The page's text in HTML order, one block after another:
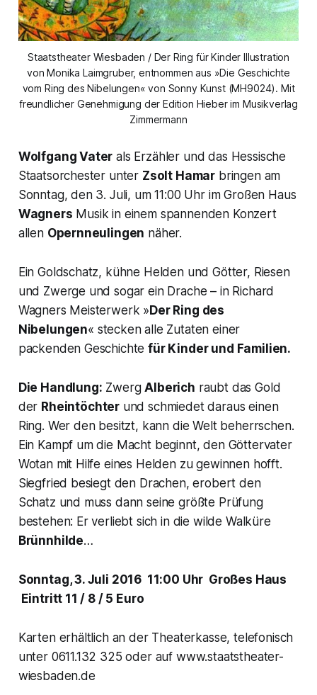
Staatstheater Wiesbaden / Der Ring für Kinder Illustration
von Monika Laimgruber, entnommen aus »Die Geschichte
vom Ring des Nibelungen« von Sonny Kunst (MH9024). Mit
freundlicher Genehmigung der Edition Hieber im Musikverlag
Zimmermann
Wolfgang Vater als Erzähler und das Hessische
Staatsorchester unter Zsolt Hamar bringen am
Sonntag, den 3. Juli, um 11:00 Uhr im Großen Haus
Wagners Musik in einem spannenden Konzert
allen Opernneulingen näher.
Ein Goldschatz, kühne Helden und Götter, Riesen
und Zwerge und sogar ein Drache – in Richard
Wagners Meisterwerk »Der Ring des
Nibelungen« stecken alle Zutaten einer
packenden Geschichtefür Kinder und Familien.
Die Handlung: ZwergAlberich raubt das Gold
der Rheintöchter und schmiedet daraus einen
Ring. Wer den besitzt, kann die Welt beherrschen.
Ein Kampf um die Macht beginnt, den Göttervater
Wotan mit Hilfe eines Helden zu gewinnen hofft.
Siegfried besiegt den Drachen, erobert den
Schatz und muss dann seine größte Prüfung
bestehen: Er verliebt sich in die wilde Walküre
Brünnhilde…
Sonntag, 3. Juli 2016 11:00 Uhr Großes Haus
Eintritt 11 / 8 / 5 Euro
Karten erhältlich an der Theaterkasse, telefonisch
unter 0611.132 325 oder auf www.staatstheater-
wiesbaden.de